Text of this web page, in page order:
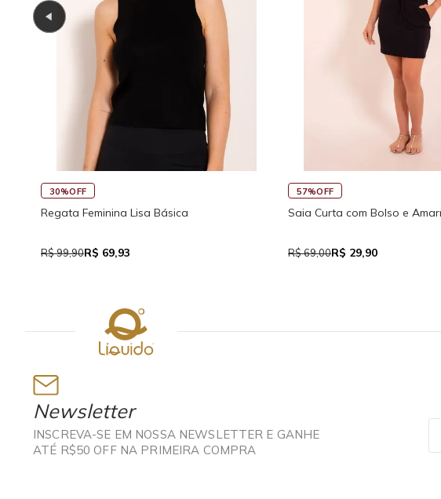
30%OFF
Regata Feminina Lisa Básica
R$ 99,90R$ 69,93
57%OFF
Saia Curta com Bolso e
R$ 69,00R$ 29,90
Newsletter
INSCREVA-SE EM NOSSA NEWSLETTER E GANHE
ATÉ R$50 OFF NA PRIMEIRA COMPRA